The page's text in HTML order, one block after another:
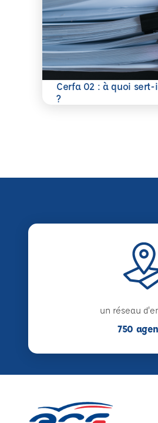
Cerfa 02 : à quoi
?
En savoir plus
un réseau
750